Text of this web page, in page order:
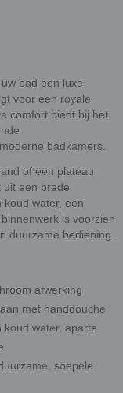
bad een luxe
voor een royale
comfort biedt bij het
badkamers.
of een plateau
uit een brede
water, een
is voorzien
duurzame bediening.
afwerking
met handdouche
koud water, aparte
soepele